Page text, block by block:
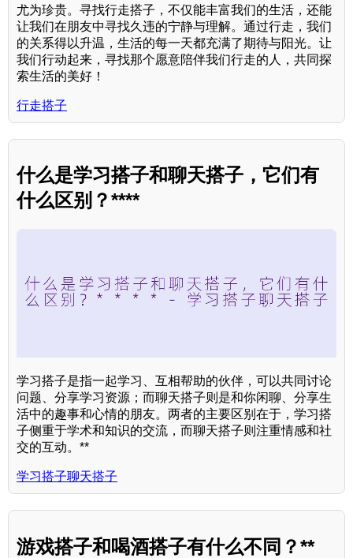
尤为珍贵。寻找行走搭子，不仅能丰富我们的生活，还能
让我们在朋友中寻找久违的宁静与理解。通过行走，我们
的关系得以升温，生活的每一天都充满了期待与阳光。让
我们行动起来，寻找那个愿意陪伴我们行走的人，共同探
索生活的美好！
行走搭子
什么是学习搭子和聊天搭子，它们有
什么区别？****
学习搭子是指一起学习、互相帮助的伙伴，可以共同讨论
问题、分享学习资源；而聊天搭子则是和你闲聊、分享生
活中的趣事和心情的朋友。两者的主要区别在于，学习搭
子侧重于学术和知识的交流，而聊天搭子则注重情感和社
交的互动。**
学习搭子聊天搭子
游戏搭子和喝酒搭子有什么不同？**